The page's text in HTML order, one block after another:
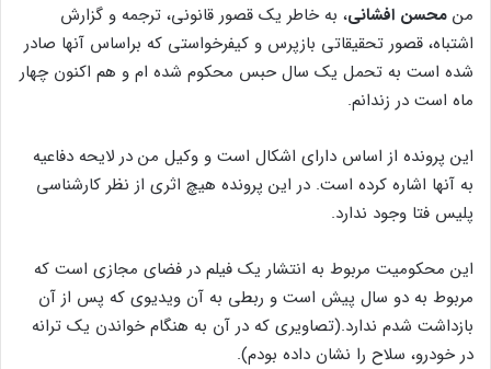
من محسن افشانی، به خاطر یک قصور قانونی، ترجمه و گزارش
اشتباه، قصور تحقیقاتی بازپرس و کیفرخواستی که براساس آنها صادر
شده است به تحمل یک سال حبس محکوم شده ام و هم اکنون چهار
ماه است در زندانم.
این پرونده از اساس دارای اشکال است و وکیل من در لایحه دفاعیه
به آنها اشاره کرده است. در این پرونده هیچ اثری از نظر کارشناسی
پلیس فتا وجود ندارد.
این محکومیت مربوط به انتشار یک فیلم در فضای مجازی است که
مربوط به دو سال پیش است و ربطی به آن ویدیوی که پس از آن
بازداشت شدم ندارد.(تصاویری که در آن به هنگام خواندن یک ترانه
در خودرو، سلاح را نشان داده بودم).